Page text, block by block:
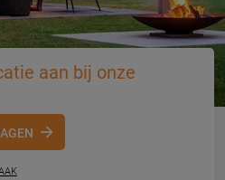
aan bij onze